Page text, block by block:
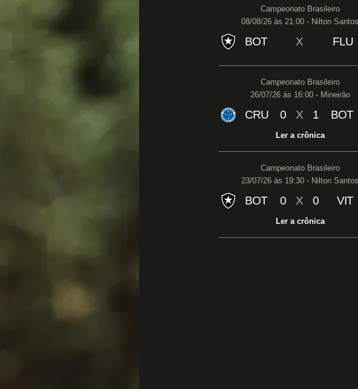
Campeonato Brasileiro
08/08/26 às 21:00 - Nilton Santos
BOT X FLU
Campeonato Brasileiro
26/07/26 às 16:00 - Mineirão
CRU 0 X 1 BOT
Ler a crônica
Campeonato Brasileiro
23/07/26 às 19:30 - Nilton Santos
BOT 0 X 0 VIT
Ler a crônica